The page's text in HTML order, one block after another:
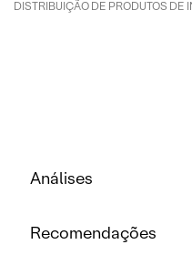
DISTRIBUIÇÃO DE PRODUTOS DE
Análises
Recomendações